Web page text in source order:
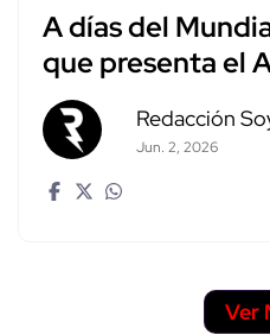
A días del
que presenta el
Redacción
Jun. 2, 2026
Ver